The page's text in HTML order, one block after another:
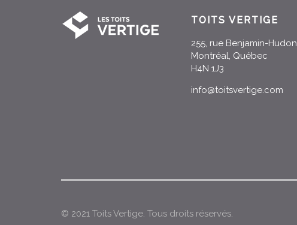
TOITS VERTIGE
255, rue Benjamin-Hudon
Montréal, Québec
H4N 1J3
info@toitsvertige.com
© 2021 Toits Vertige. Tous droits réservés.